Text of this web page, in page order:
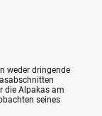
weder dringende
die Alpakas am
seines